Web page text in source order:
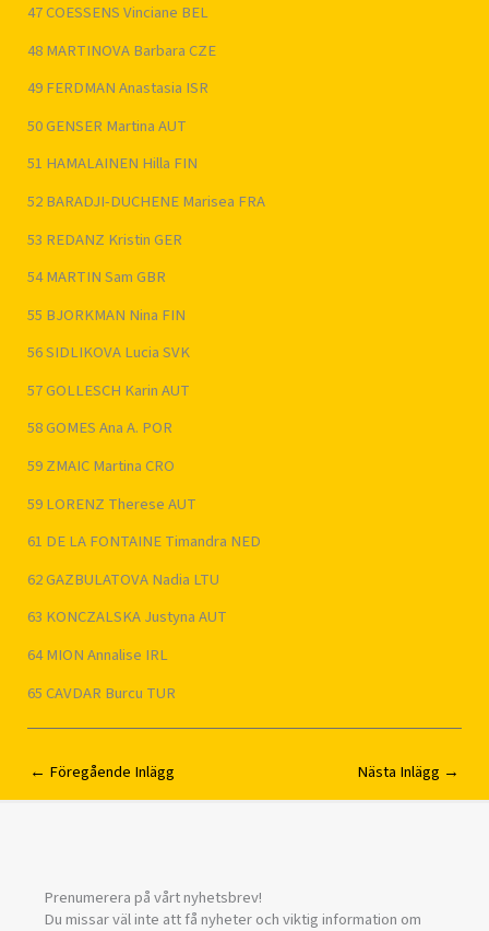
47 COESSENS Vinciane BEL
48 MARTINOVA Barbara CZE
49 FERDMAN Anastasia ISR
50 GENSER Martina AUT
51 HAMALAINEN Hilla FIN
52 BARADJI-DUCHENE Marisea FRA
53 REDANZ Kristin GER
54 MARTIN Sam GBR
55 BJORKMAN Nina FIN
56 SIDLIKOVA Lucia SVK
57 GOLLESCH Karin AUT
58 GOMES Ana A. POR
59 ZMAIC Martina CRO
59 LORENZ Therese AUT
61 DE LA FONTAINE Timandra NED
62 GAZBULATOVA Nadia LTU
63 KONCZALSKA Justyna AUT
64 MION Annalise IRL
65 CAVDAR Burcu TUR
← Föregående Inlägg Nästa Inlägg →
Prenumerera på vårt nyhetsbrev!
Du missar väl inte att få nyheter och viktig information om